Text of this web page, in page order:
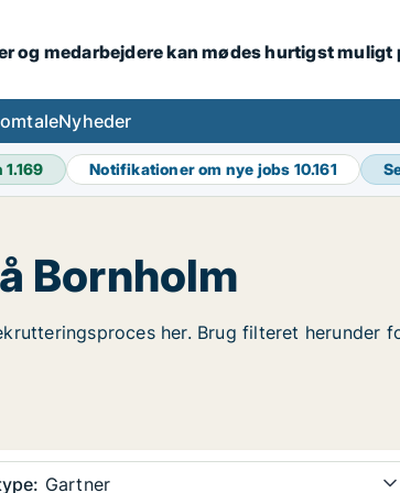
og medarbejdere kan mødes hurtigst muligt
Nyheder
1.169 Notifikationer om nye jobs 10.161
Bornholm
her. Brug filteret
Gartner